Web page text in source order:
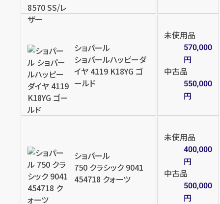
ショパール
ショパールハッピーダ
イヤ 4119 K18YG ゴ
ールド
未使用品
570,000
円
中古品
550,000
円
ショパール
750 クラシック 9041
454718 クォーツ
未使用品
400,000
円
中古品
500,000
円